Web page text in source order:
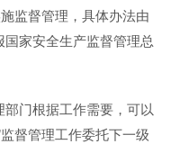
监督管理，具体办法由
家安全生产监督管理总
部门根据工作需要，可以
督管理工作委托下一级